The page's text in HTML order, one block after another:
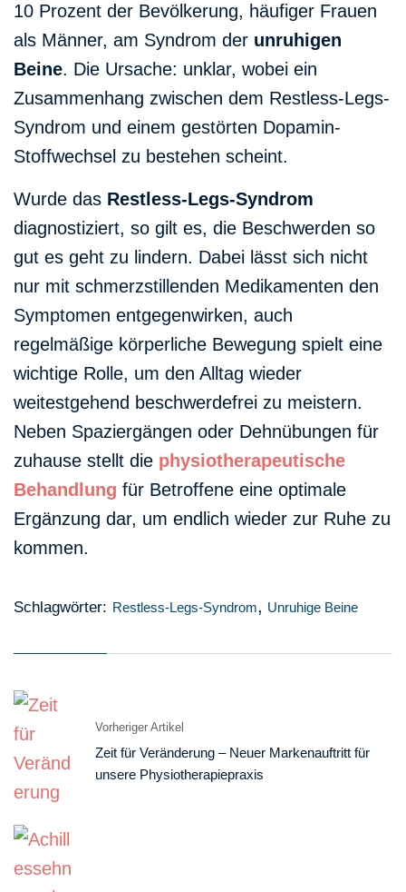
10 Prozent der Bevölkerung, häufiger Frauen
als Männer, am Syndrom der unruhigen
Beine. Die Ursache: unklar, wobei ein
Zusammenhang zwischen dem Restless-Legs-
Syndrom und einem gestörten Dopamin-
Stoffwechsel zu bestehen scheint.
Wurde das Restless-Legs-Syndrom
diagnostiziert, so gilt es, die Beschwerden so
gut es geht zu lindern. Dabei lässt sich nicht
nur mit schmerzstillenden Medikamenten den
Symptomen entgegenwirken, auch
regelmäßige körperliche Bewegung spielt eine
wichtige Rolle, um den Alltag wieder
weitestgehend beschwerdefrei zu meistern.
Neben Spaziergängen oder Dehnübungen für
zuhause stellt die physiotherapeutische
Behandlung für Betroffene eine optimale
Ergänzung dar, um endlich wieder zur Ruhe zu
kommen.
Schlagwörter: Restless-Legs-Syndrom, Unruhige Beine
Vorheriger Artikel
Zeit für Veränderung – Neuer Markenauftritt für
unsere Physiotherapie­praxis